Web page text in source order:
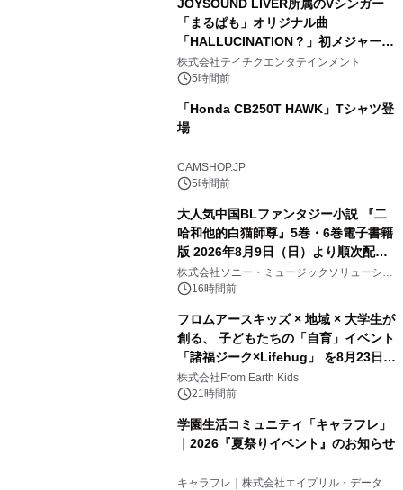
JOYSOUND LIVER所属のVシンガー
「まるぱも」オリジナル曲
「HALLUCINATION？」初メジャー配
信リリース決定！
株式会社テイチクエンタテインメント
5時間前
「Honda CB250T HAWK」Tシャツ登
場
CAMSHOP.JP
5時間前
大人気中国BLファンタジー小説 『二
哈和他的白猫師尊』5巻・6巻電子書籍
版 2026年8月9日（日）より順次配信
開始
株式会社ソニー・ミュージックソリューショ
ンズ16時間前
フロムアースキッズ × 地域 × 大学生が
創る、 子どもたちの「自育」イベント
「諸福ジーク×Lifehug」 を8月23日
(日)開催
株式会社From Earth Kids
21時間前
学園生活コミュニティ「キャラフレ」
｜2026『夏祭りイベント』のお知らせ
キャラフレ｜株式会社エイプリル・データ・